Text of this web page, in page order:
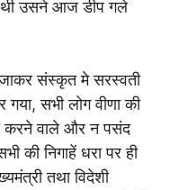
थी उसने आज डीप गले
संस्कृत मे सरस्वती
सभी लोग वीणा की
करने वाले और न पसंद
की निगाहें धरा पर ही
तथा विदेशी